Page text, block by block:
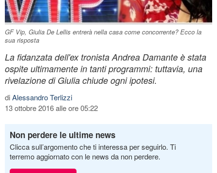
GF Vip, Giulia De Lellis entrerà nella casa come concorrente? Ecco la
sua risposta
La fidanzata dell'ex tronista Andrea Damante è stata
ospite ultimamente in tanti programmi: tuttavia, una
rivelazione di Giulia chiude ogni ipotesi.
diAlessandro Terlizzi
13 ottobre 2016 alle ore 05:22
Non perdere le ultime news
Clicca sull’argomento che ti interessa per seguirlo. Ti
terremo aggiornato con le news da non perdere.